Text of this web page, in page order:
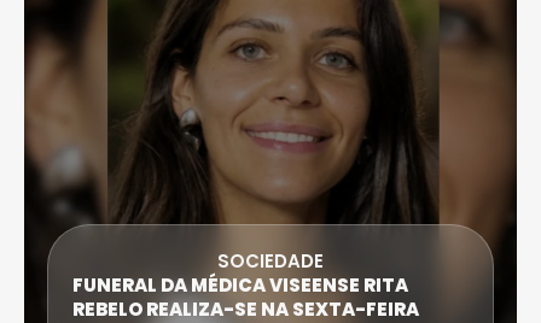
SOCIEDADE
FUNERAL DA MÉDICA VISEENSE RITA
REBELO REALIZA-SE NA SEXTA-FEIRA